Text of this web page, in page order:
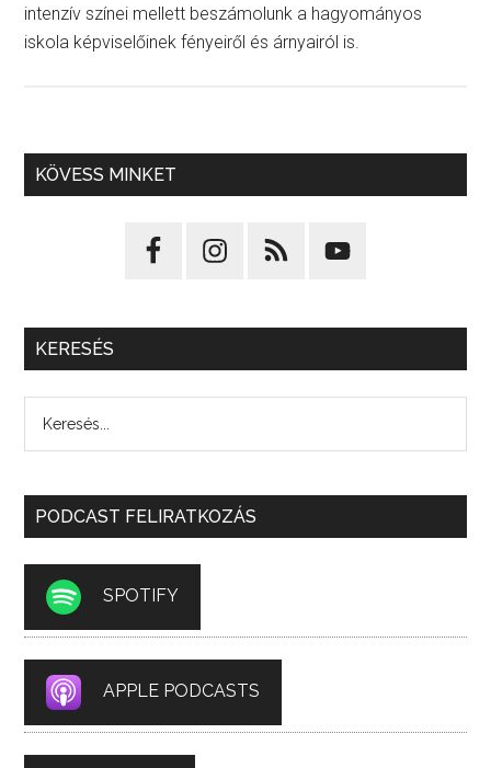
intenzív színei mellett beszámolunk a hagyományos
iskola képviselőinek fényeiről és árnyairól is.
KÖVESS MINKET
KERESÉS
PODCAST FELIRATKOZÁS
SPOTIFY
APPLE PODCASTS